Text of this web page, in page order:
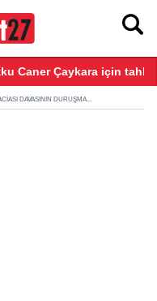
Caner Çaykara için
DAVASININ DURUŞMA...